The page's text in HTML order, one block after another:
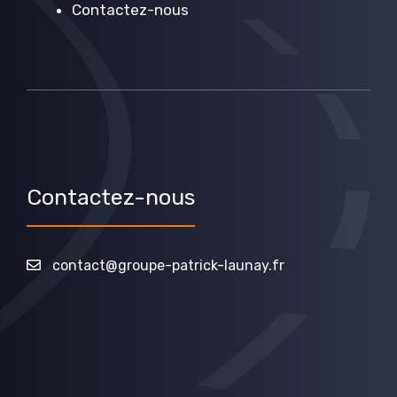
Contactez-nous
Contactez-nous
contact@groupe-patrick-launay.fr